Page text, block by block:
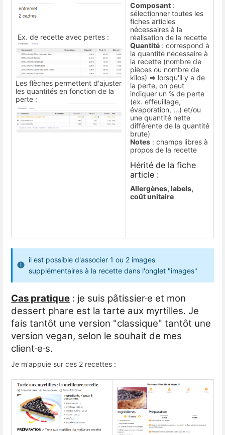
Ex. de recette avec pertes :
Les flèches permettent d'ajuster
les quantités en fonction de la
perte :
Composant :
sélectionner toutes les
fiches articles
nécessaires à la
réalisation de la recette
Quantité : correspond à
la quantité nécessaire à
la recette (nombre de
pièces ou nombre de
kilos) => lorsqu'il y a de
la perte, on peut
indiquer un % de perte
(ex. effeuillage,
évaporation, ...) et/ou
une quantité nette
différente de la quantité
brute)
Notes : champs libres à
propos de la recette
Hérité de la fiche
article :
Allergènes, labels,
coût unitaire
il est possible d'associer 1 ou 2 images
supplémentaires à la recette dans l'onglet "images"
Cas pratique : je suis pâtissier·e et mon
dessert phare est la tarte aux myrtilles. Je
fais tantôt une version "classique" tantôt une
version vegan, selon le souhait de mes
client·e·s.
Je m'appuie sur ces 2 recettes :